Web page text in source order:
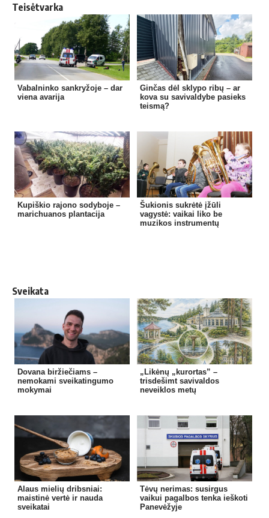
Teisėtvarka
Vabalninko sankryžoje – dar
viena avarija
Ginčas dėl sklypo ribų – ar
kova su savivaldybe pasieks
teismą?
Kupiškio rajono sodyboje –
marichuanos plantacija
Šukionis sukrėtė įžūli
vagystė: vaikai liko be
muzikos instrumentų
Sveikata
Dovana biržiečiams –
nemokami sveikatingumo
mokymai
„Likėnų „kurortas” –
trisdešimt savivaldos
neveiklos metų
Alaus mielių dribsniai:
maistinė vertė ir nauda
sveikatai
Tėvų nerimas: susirgus
vaikui pagalbos tenka ieškoti
Panevėžyje